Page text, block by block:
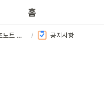
홈
학부모님 - APP 키즈노트 메뉴 활용하기 / 공지사항